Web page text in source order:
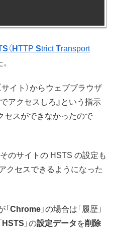
（ HTTP StrictTransport
イト）からウェブブラウザ
でアクセスしろ』という指示
セスができなかったので
のサイトの HSTS の設定も
クセスできるようになった
Chrome 」の場合は「履歴」
HSTS 」の設定データ を削除